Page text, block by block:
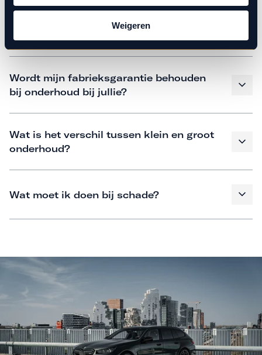
Weigeren
Is vervangend vervoer mogelijk?
Wordt mijn fabrieksgarantie behouden
bij onderhoud bij jullie?
Wat is het verschil tussen klein en groot
onderhoud?
Wat moet ik doen bij schade?